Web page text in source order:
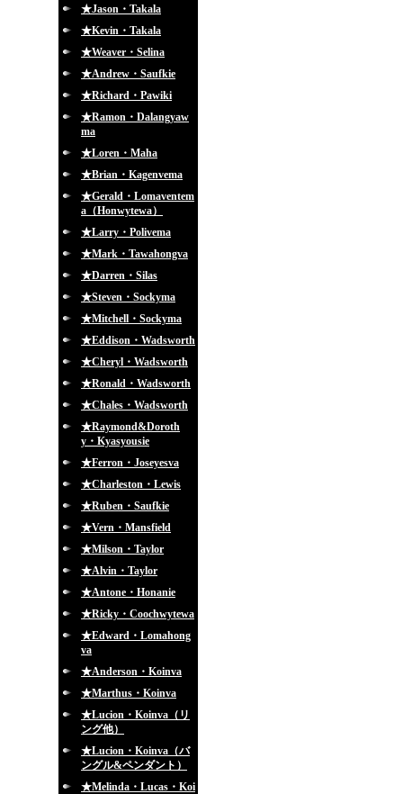
★Jason・Takala
★Kevin・Takala
★Weaver・Selina
★Andrew・Saufkie
★Richard・Pawiki
★Ramon・Dalangyaw
ma
★Loren・Maha
★Brian・Kagenvema
★Gerald・Lomaventem
a（Honwytewa）
★Larry・Polivema
★Mark・Tawahongva
★Darren・Silas
★Steven・Sockyma
★Mitchell・Sockyma
★Eddison・Wadsworth
★Cheryl・Wadsworth
★Ronald・Wadsworth
★Chales・Wadsworth
★Raymond&Doroth
y・Kyasyousie
★Ferron・Joseyesva
★Charleston・Lewis
★Ruben・Saufkie
★Vern・Mansfield
★Milson・Taylor
★Alvin・Taylor
★Antone・Honanie
★Ricky・Coochwytewa
★Edward・Lomahong
va
★Anderson・Koinva
★Marthus・Koinva
★Lucion・Koinva（リ
ング他）
★Lucion・Koinva（バ
ングル&ペンダント）
★Melinda・Lucas・Koi